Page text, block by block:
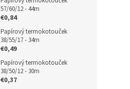
57/60/12 - 44m
€0,84
Papírový termokotouček
38/55/17 - 34m
€0,49
Papírový termokotouček
38/50/12 - 30m
€0,37